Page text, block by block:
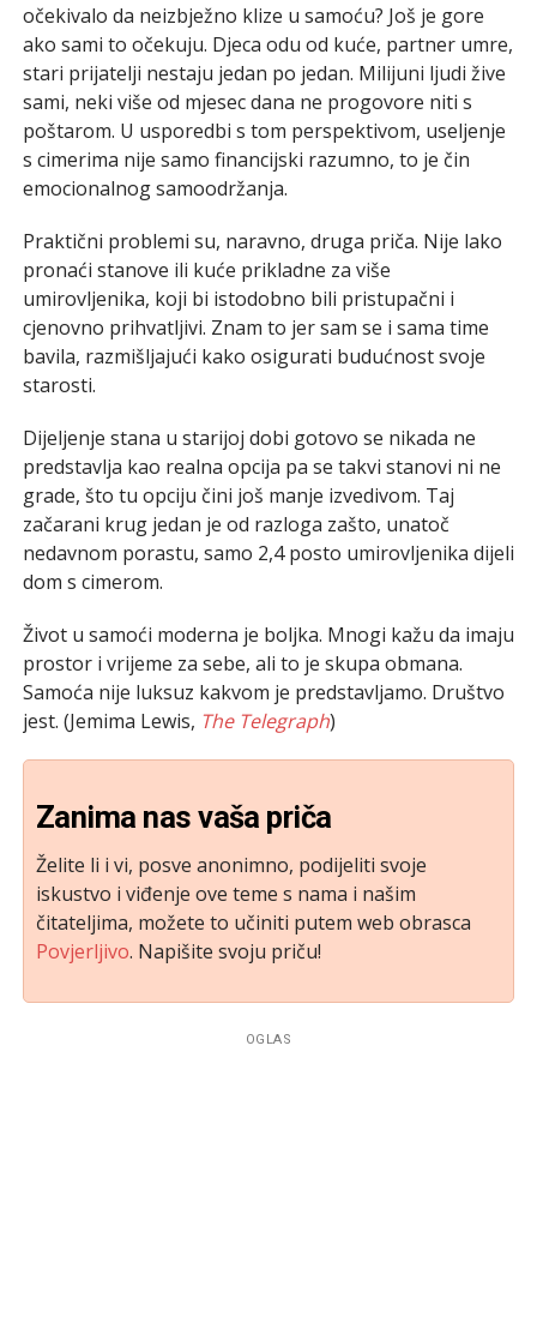
očekivalo da neizbježno klize u samoću? Još je gore
ako sami to očekuju. Djeca odu od kuće, partner umre,
stari prijatelji nestaju jedan po jedan. Milijuni ljudi žive
sami, neki više od mjesec dana ne progovore niti s
poštarom. U usporedbi s tom perspektivom, useljenje
s cimerima nije samo financijski razumno, to je čin
emocionalnog samoodržanja.
Praktični problemi su, naravno, druga priča. Nije lako
pronaći stanove ili kuće prikladne za više
umirovljenika, koji bi istodobno bili pristupačni i
cjenovno prihvatljivi. Znam to jer sam se i sama time
bavila, razmišljajući kako osigurati budućnost svoje
starosti.
Dijeljenje stana u starijoj dobi gotovo se nikada ne
predstavlja kao realna opcija pa se takvi stanovi ni ne
grade, što tu opciju čini još manje izvedivom. Taj
začarani krug jedan je od razloga zašto, unatoč
nedavnom porastu, samo 2,4 posto umirovljenika dijeli
dom s cimerom.
Život u samoći moderna je boljka. Mnogi kažu da imaju
prostor i vrijeme za sebe, ali to je skupa obmana.
Samoća nije luksuz kakvom je predstavljamo. Društvo
jest. (Jemima Lewis, The Telegraph)
Zanima nas vaša priča
Želite li i vi, posve anonimno, podijeliti svoje
iskustvo i viđenje ove teme s nama i našim
čitateljima, možete to učiniti putem web obrasca
Povjerljivo. Napišite svoju priču!
OGLAS